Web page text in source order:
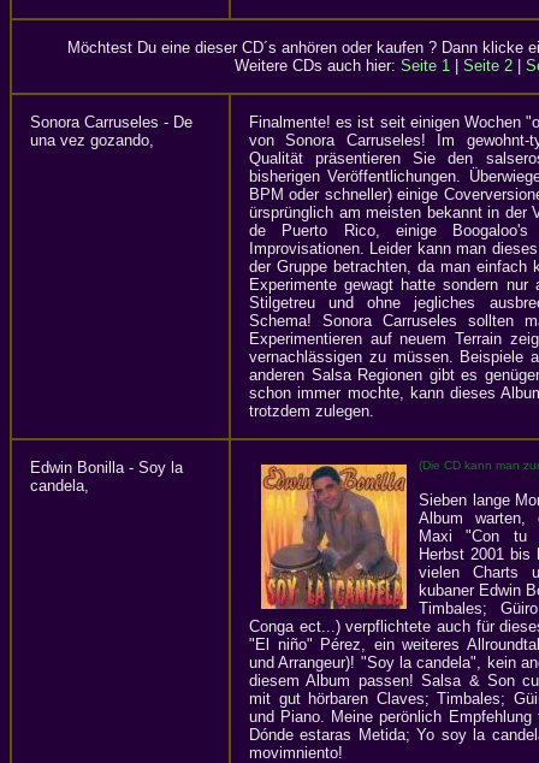
Möchtest Du eine dieser CD´s anhören oder kaufen ? Dann klicke
Weitere CDs auch hier: Seite 1 Seite 2
Sonora Carruseles - De
una vez gozando,
Finalmente! es ist seit einigen Wochen
von Sonora Carruseles! Im
Qualität präsentieren Sie den
bisherigen Veröffentlichungen.
BPM oder schneller) einige
ürsprünglich am meisten bekannt in der
de Puerto Rico, einige Boogaloo's
Improvisationen. Leider kann man
der Gruppe betrachten, da man einfach
Experimente gewagt hatte sondern nur
Stilgetreu und ohne jegliches
Schema! Sonora Carruseles sollten
Experimentieren auf neuem Terrain
vernachlässigen zu müssen. Beispiele
anderen Salsa Regionen gibt es
schon immer mochte, kann dieses
trotzdem zulegen.
Edwin Bonilla - Soy la
candela,
(Die CD kann man
Sieben lange
Album warten,
Maxi "Con tu
Herbst 2001
vielen Charts
kubaner Edwin
Timbales;
Conga ect...) verpflichtete auch für
"El niño" Pérez, ein weiteres
und Arrangeur)! "Soy la candela", kein
diesem Album passen! Salsa & Son
mit gut hörbaren Claves; Timbales;
und Piano. Meine perönlich
Dónde estaras Metida; Yo soy la
movimniento!